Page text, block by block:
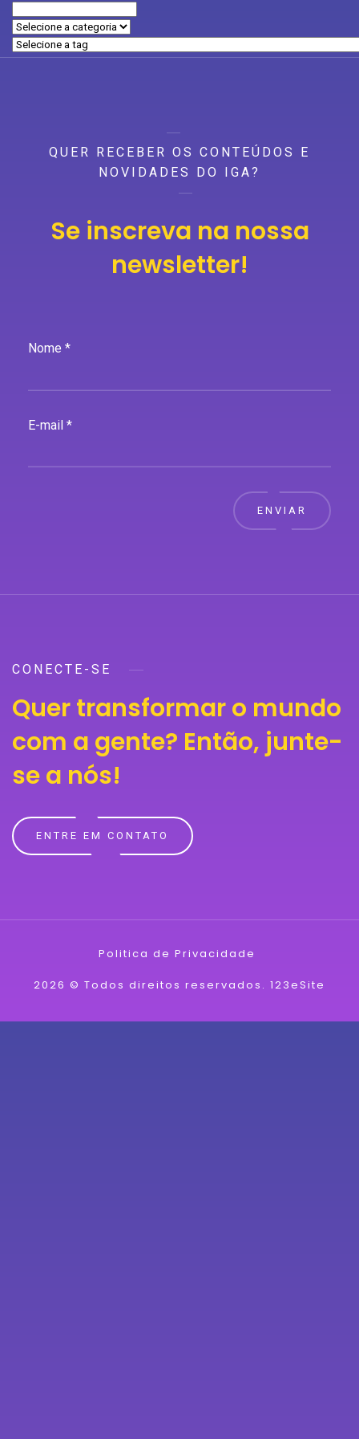
QUER RECEBER OS CONTEÚDOS E
NOVIDADES DO IGA?
Se inscreva na nossa
newsletter!
Nome *
E-mail *
ENVIAR
CONECTE-SE
Quer transformar o mundo
com a gente? Então, junte-
se a nós!
ENTRE EM CONTATO
Politica de Privacidade
2026 © Todos direitos reservados. 123eSite